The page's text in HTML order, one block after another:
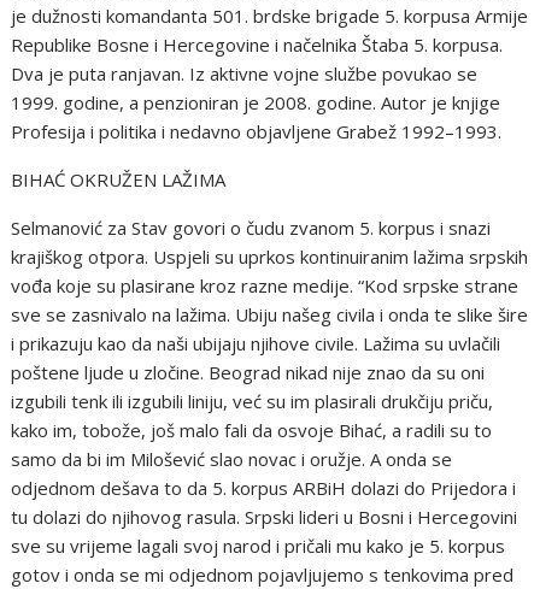
je dužnosti komandanta 501. brdske brigade 5. korpusa Armije
Republike Bosne i Hercegovine i načelnika Štaba 5. korpusa.
Dva je puta ranjavan. Iz aktivne vojne službe povukao se
1999. godine, a penzioniran je 2008. godine. Autor je knjige
Profesija i politika i nedavno objavljene Grabež 1992–1993.
BIHAĆ OKRUŽEN LAŽIMA
Selmanović za Stav govori o čudu zvanom 5. korpus i snazi
krajiškog otpora. Uspjeli su uprkos kontinuiranim lažima srpskih
vođa koje su plasirane kroz razne medije. “Kod srpske strane
sve se zasnivalo na lažima. Ubiju našeg civila i onda te slike šire
i prikazuju kao da naši ubijaju njihove civile. Lažima su uvlačili
poštene ljude u zločine. Beograd nikad nije znao da su oni
izgubili tenk ili izgubili liniju, već su im plasirali drukčiju priču,
kako im, tobože, još malo fali da osvoje Bihać, a radili su to
samo da bi im Milošević slao novac i oružje. A onda se
odjednom dešava to da 5. korpus ARBiH dolazi do Prijedora i
tu dolazi do njihovog rasula. Srpski lideri u Bosni i Hercegovini
sve su vrijeme lagali svoj narod i pričali mu kako je 5. korpus
gotov i onda se mi odjednom pojavljujemo s tenkovima pred